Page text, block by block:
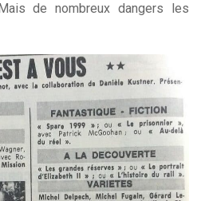
de nombreux dangers les